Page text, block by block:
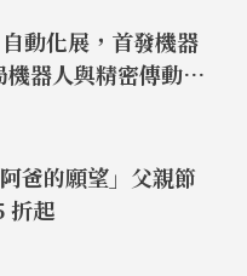
動化展，首發機器
機器人與精密傳動市
爸的願望」父親節
折起